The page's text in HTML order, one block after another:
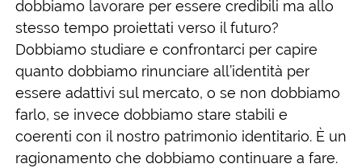
dobbiamo lavorare per essere credibili ma allo
stesso tempo proiettati verso il futuro?
Dobbiamo studiare e confrontarci per capire
quanto dobbiamo rinunciare all’identità per
essere adattivi sul mercato, o se non dobbiamo
farlo, se invece dobbiamo stare stabili e
coerenti con il nostro patrimonio identitario. È un
ragionamento che dobbiamo continuare a fare.